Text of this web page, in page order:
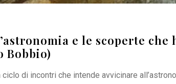
e le scoperte
Bobbio)
ciclo di incontri che intende avvicinare